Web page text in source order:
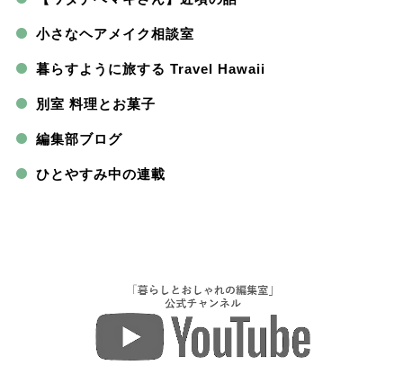
小さなヘアメイク相談室
暮らすように旅する Travel Hawaii
別室 料理とお菓子
編集部ブログ
ひとやすみ中の連載